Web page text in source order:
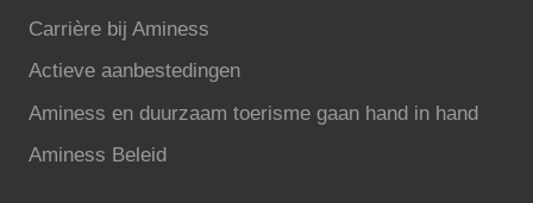
Carrière bij Aminess
Actieve aanbestedingen
Aminess en duurzaam toerisme gaan hand in hand
Aminess Beleid